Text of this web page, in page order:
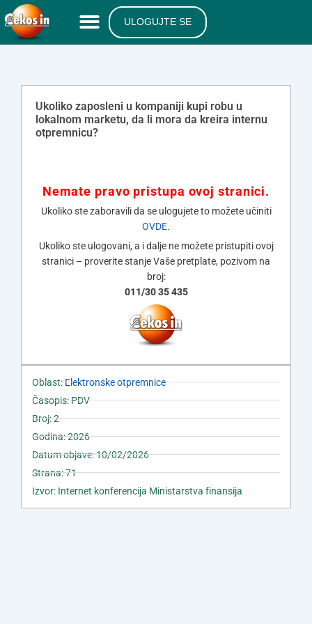
ULOGUJTE SE
Ukoliko zaposleni u kompaniji kupi robu u
lokalnom marketu, da li mora da kreira internu
otpremnicu?
Nemate pravo pristupa ovoj stranici.
Ukoliko ste zaboravili da se ulogujete to možete učiniti
OVDE.
Ukoliko ste ulogovani, a i dalje ne možete pristupiti ovoj
stranici – proverite stanje Vaše pretplate, pozivom na
broj:
011/30 35 435
Oblast:Elektronske otpremnice
Časopis: PDV
Broj: 2
Godina: 2026
Datum objave: 10/02/2026
Strana: 71
Izvor: Internet konferencija Ministarstva finansija